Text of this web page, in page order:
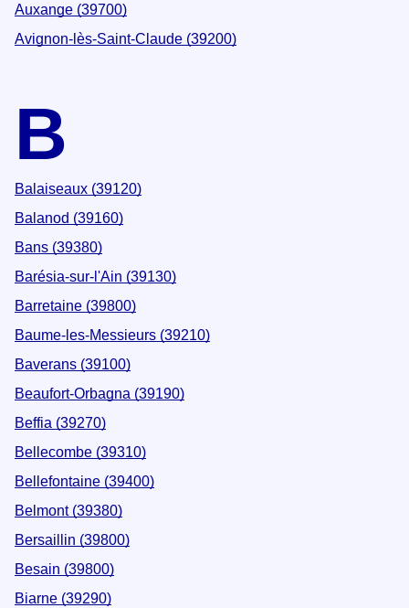
Auxange (39700)
Avignon-lès-Saint-Claude (39200)
B
Balaiseaux (39120)
Balanod (39160)
Bans (39380)
Barésia-sur-l'Ain (39130)
Barretaine (39800)
Baume-les-Messieurs (39210)
Baverans (39100)
Beaufort-Orbagna (39190)
Beffia (39270)
Bellecombe (39310)
Bellefontaine (39400)
Belmont (39380)
Bersaillin (39800)
Besain (39800)
Biarne (39290)